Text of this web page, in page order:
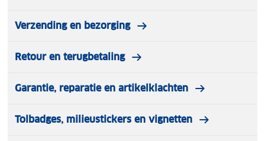
Verzending en bezorging
Retour en terugbetaling
Garantie, reparatie en artikelklachten
Tolbadges, milieustickers en vignetten